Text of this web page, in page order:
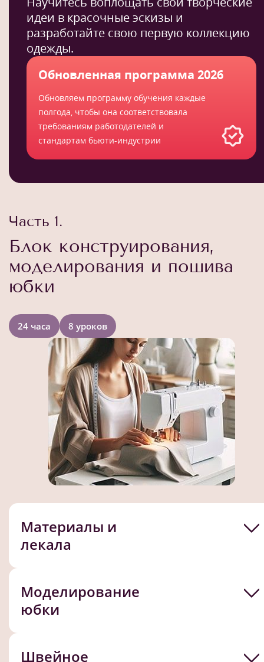
идеи в красочные эскизы и
разработайте свою первую коллекцию
одежды.
Обновленная программа 2026
Обновляем программу обучения каждые
полгода, чтобы она соответствовала
требованиям работодателей и
стандартам бьюти-индустрии
Часть 1.
Блок конструирования,
моделирования и пошива
юбки
24 часа 8 уроков
Материалы и
лекала
Моделирование
юбки
Швейное